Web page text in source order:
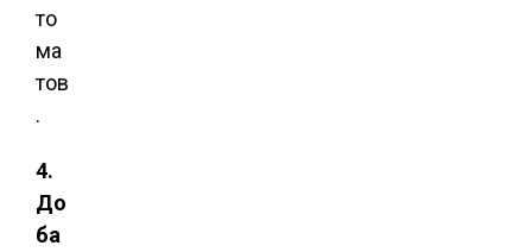
то
ма
тов
.
4.
До
ба